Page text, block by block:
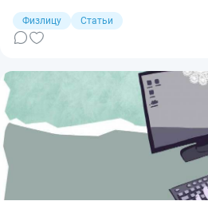
таким образом, но не все в полной
юридические аспекты и риски,
оповещением. Рассмотрим
необходимо учесть перед тем, как
Физлицу
Статьи